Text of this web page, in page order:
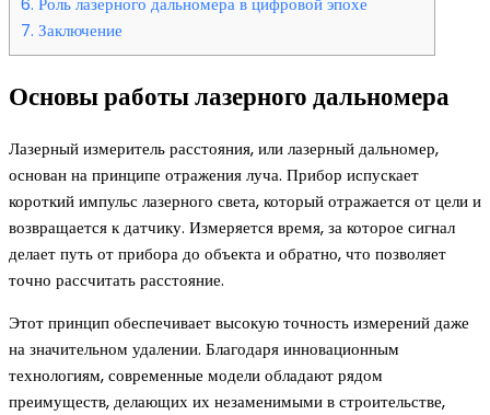
7. Заключение
Основы работы лазерного дальномера
Лазерный измеритель расстояния, или лазерный дальномер,
основан на принципе отражения луча. Прибор испускает
короткий импульс лазерного света, который отражается от цели и
возвращается к датчику. Измеряется время, за которое сигнал
делает путь от прибора до объекта и обратно, что позволяет
точно рассчитать расстояние.
Этот принцип обеспечивает высокую точность измерений даже
на значительном удалении. Благодаря инновационным
технологиям, современные модели обладают рядом
преимуществ, делающих их незаменимыми в строительстве,